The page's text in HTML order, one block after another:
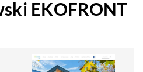
EKOFRONT